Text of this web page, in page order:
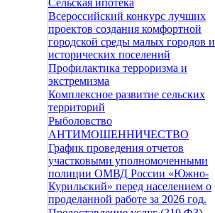
Сельская ипотека
Всероссийский конкурс лучших
проектов создания комфортной
городской среды малых городов и
исторических поселений
Профилактика терроризма и
экстремизма
Комплексное развитие сельских
территорий
Рыболовство
АНТИМОШЕННИЧЕСТВО
График проведения отчетов
участковыми уполномоченными
полиции ОМВД России «Южно-
Курильский» перед населением о
проделанной работе за 2026 год.